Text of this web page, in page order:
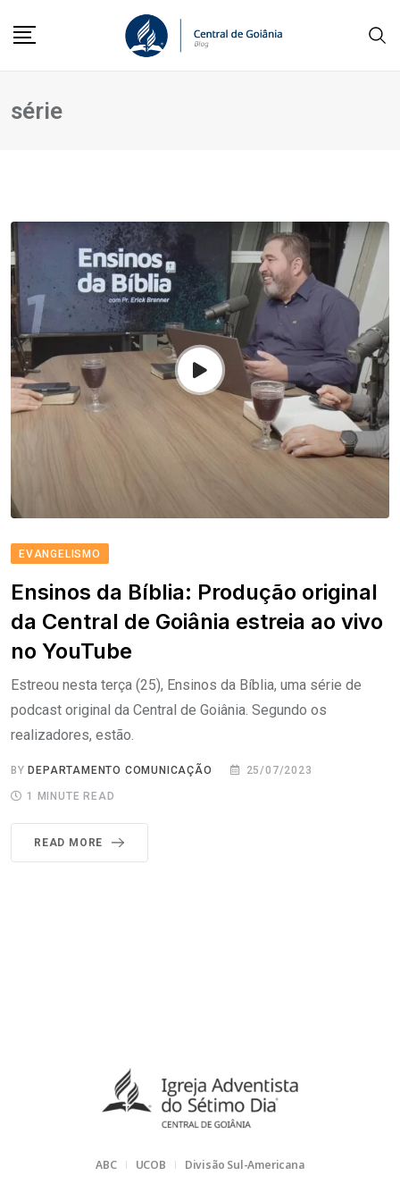
série
EVANGELISMO
Ensinos da Bíblia: Produção original
da Central de Goiânia estreia ao vivo
no YouTube
Estreou nesta terça (25), Ensinos da Bíblia, uma série de
podcast original da Central de Goiânia. Segundo os
realizadores, estão.
BYDEPARTAMENTO COMUNICAÇÃO 25/07/2023
1 MINUTE READ
READ MORE
ABC UCOB Divisão Sul-Americana